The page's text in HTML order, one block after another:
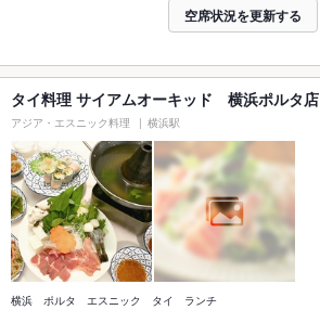
空席状況を更新する
タイ料理 サイアムオーキッド 横浜ポルタ店
アジア・エスニック料理 横浜駅
横浜 ポルタ エスニック タイ ランチ